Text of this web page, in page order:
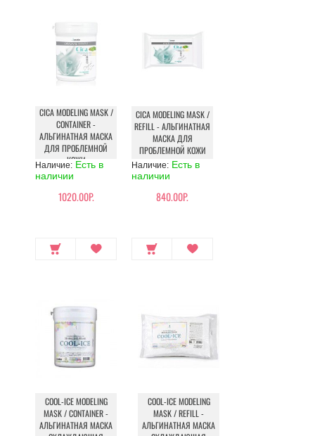
CICA MODELING MASK /
CONTAINER -
АЛЬГИНАТНАЯ МАСКА
ДЛЯ ПРОБЛЕМНОЙ
КОЖИ
Наличие: Есть в
наличии
1020.00Р.
CICA MODELING MASK /
REFILL - АЛЬГИНАТНАЯ
МАСКА ДЛЯ
ПРОБЛЕМНОЙ КОЖИ
Наличие: Есть в
наличии
840.00Р.
COOL-ICE MODELING
MASK / CONTAINER -
АЛЬГИНАТНАЯ МАСКА
COOL-ICE MODELING
MASK / REFILL -
АЛЬГИНАТНАЯ МАСКА